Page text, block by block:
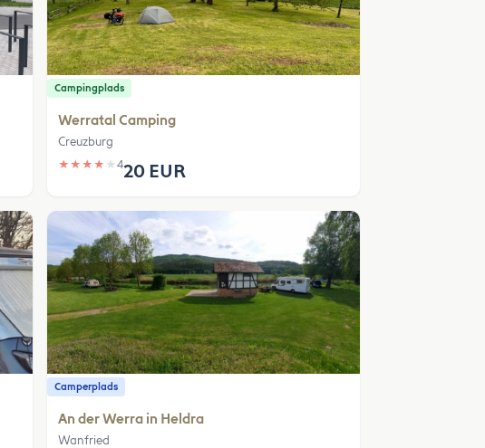
Campingplads
Werratal Camping
Creuzburg
★ ★ ★ ★ ★ 420 EUR
Camperplads
An der Werra in Heldra
Wanfried